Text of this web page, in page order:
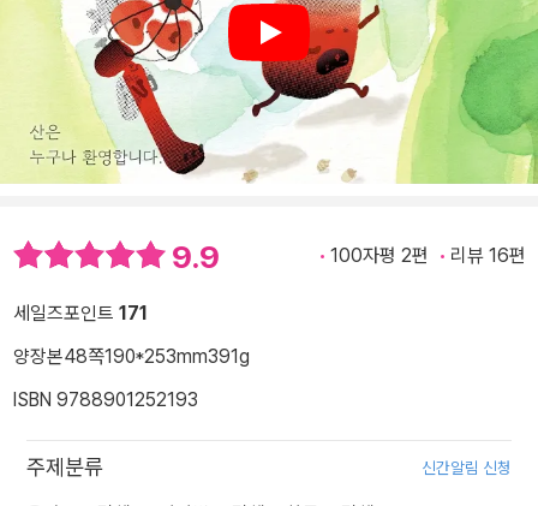
Play
9.9 100자평 2편 리뷰 16편
세일즈포인트 171
양장본48쪽190*253mm391g
ISBN 9788901252193
주제분류 신간알림 신청